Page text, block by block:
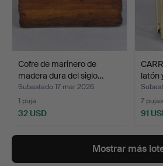
Cofre de marinero de
madera dura del siglo…
Subastado 17 mar 2026
1 puja
32 USD
latón
7 pujas
91
Mostrar más